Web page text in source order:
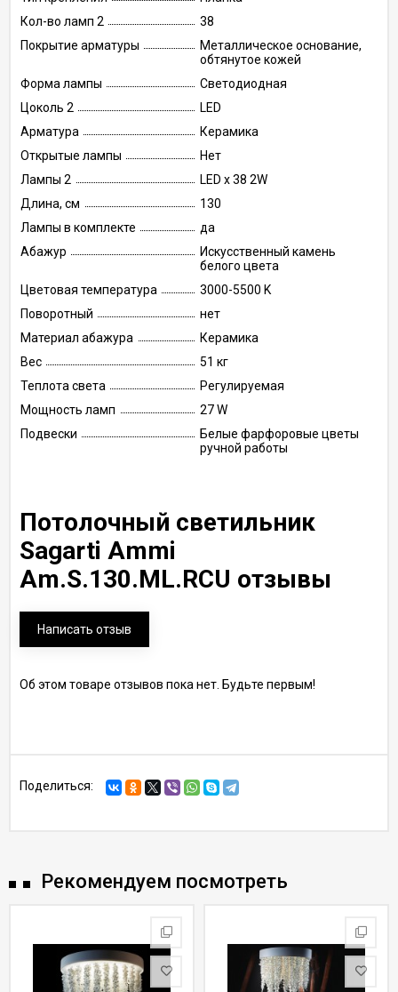
Кол-во ламп 2
38
Покрытие арматуры
Металлическое основание,
обтянутое кожей
Форма лампы
Светодиодная
Цоколь 2
LED
Арматура
Керамика
Открытые лампы
Нет
Лампы 2
LED x 38 2W
Длина, см
130
Лампы в комплекте
да
Абажур
Искусственный камень
белого цвета
Цветовая температура
3000-5500 K
Поворотный
нет
Материал абажура
Керамика
Вес
51 кг
Теплота света
Регулируемая
Мощность ламп
27 W
Подвески
Белые фарфоровые цветы
ручной работы
Потолочный светильник
Sagarti Ammi
Am.S.130.ML.RCU отзывы
Написать отзыв
Об этом товаре отзывов пока нет. Будьте первым!
Поделиться:
Рекомендуем посмотреть